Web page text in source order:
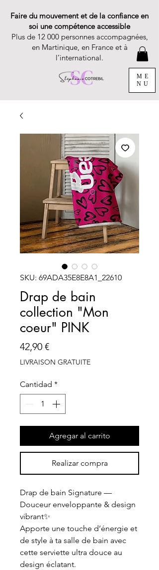
Faire du mouvement et de la confiance en
soi une compétence accessible
Plus de 12 000 personnes accompagnées,
en Martinique, en France et à
l’international.
ME
NU
SKU: 69ADA35E8E8A1_22610
Drap de bain
collection "Mon
coeur" PINK
42,90 €Precio
LIVRAISON GRATUITE
Cantidad *
Agregar al carrito
Realizar compra
Drap de bain Signature —
Douceur enveloppante & design
vibrant✨️
Apporte une touche d’énergie et
de style à ta salle de bain avec
cette serviette ultra douce au
design éclatant.